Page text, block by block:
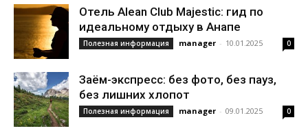
Отель Alean Club Majestic: гид по
идеальному отдыху в Анапе
Полезная информация manager - 10.01.2025 0
Заём-экспресс: без фото, без пауз,
без лишних хлопот
Полезная информация manager - 09.01.2025 0